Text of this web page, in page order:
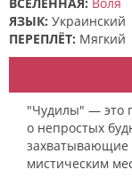
ЯЗЫК: Украинский
ПЕРЕПЛЁТ: Мягкий
"Чудилы" — это
о непростых
захватывающие
мистическим